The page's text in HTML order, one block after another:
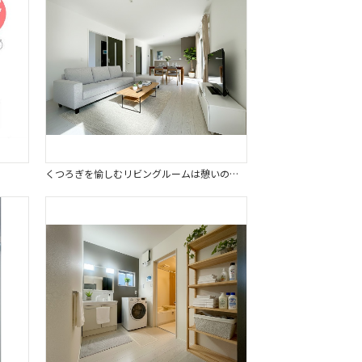
くつろぎを愉しむリビングルームは憩いの場となり、ゆとりをもたらします。※画像はイメージです。